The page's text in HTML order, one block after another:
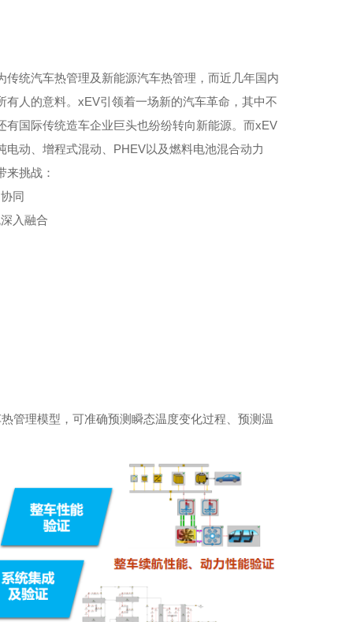
传统汽车热管理及新能源汽车热管理，而近几年国内
有人的意料。xEV引领着一场新的汽车革命，其中不
有国际传统造车企业巨头也纷纷转向新能源。而xEV
电动、增程式混动、PHEV以及燃料电池混合动力
来挑战：
同
入融合
管理模型，可准确预测瞬态温度变化过程、预测温